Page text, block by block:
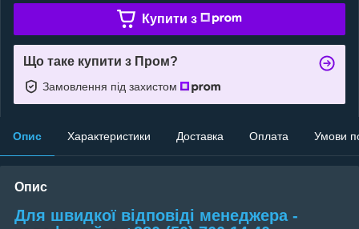
Купити з
Що таке купити з Пром?
Замовлення під захистом
Опис Характеристики Доставка Оплата Умови
Опис
Для швидкої відповіді менеджера -